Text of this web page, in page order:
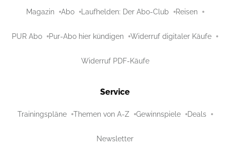
Magazin Abo Laufhelden: Der Abo-Club Reisen
PUR Abo Pur-Abo hier kündigen Widerruf digitaler Käufe
Widerruf PDF-Käufe
Service
Trainingspläne Themen von A-Z Gewinnspiele Deals
Newsletter